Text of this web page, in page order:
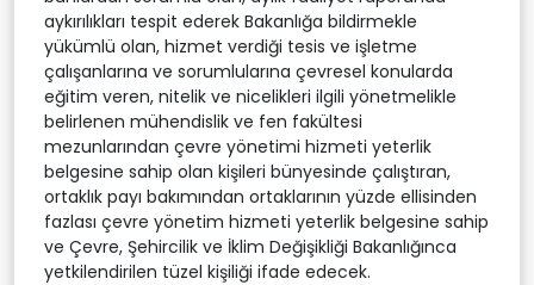
aykırılıkları tespit ederek Bakanlığa bildirmekle
yükümlü olan, hizmet verdiği tesis ve işletme
çalışanlarına ve sorumlularına çevresel konularda
eğitim veren, nitelik ve nicelikleri ilgili yönetmelikle
belirlenen mühendislik ve fen fakültesi
mezunlarından çevre yönetimi hizmeti yeterlik
belgesine sahip olan kişileri bünyesinde çalıştıran,
ortaklık payı bakımından ortaklarının yüzde ellisinden
fazlası çevre yönetim hizmeti yeterlik belgesine sahip
ve Çevre, Şehircilik ve İklim Değişikliği Bakanlığınca
yetkilendirilen tüzel kişiliği ifade edecek.